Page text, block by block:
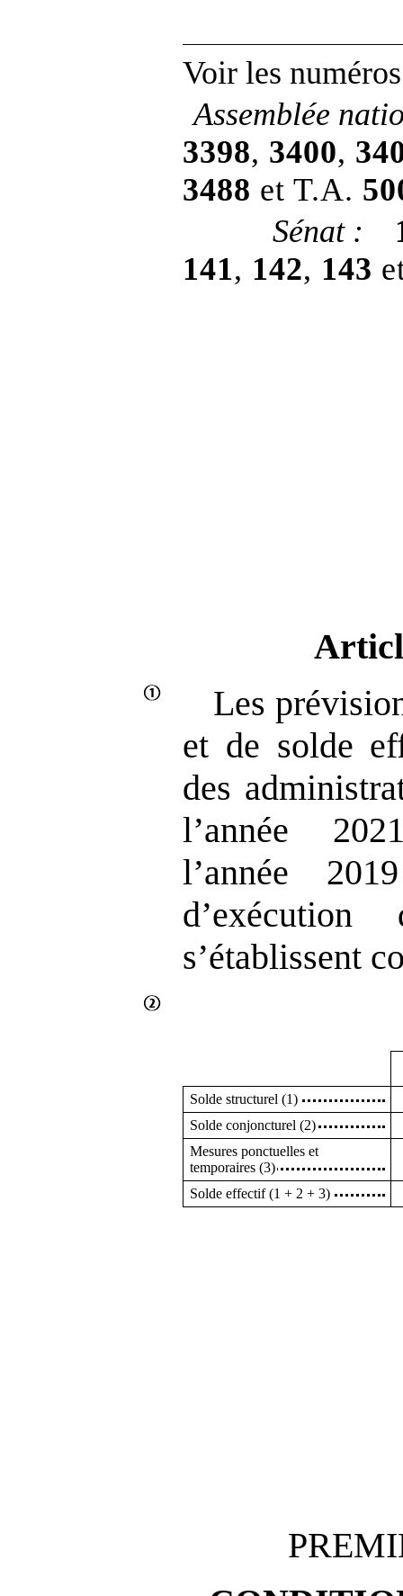
Voir les
Assemblée
3398, 3400,
3488 et T.A.
Sénat :
141, 142, 143
Les
et de solde
des
l’année
l’année
s’établissent
Solde structurel (1)
Solde conjoncturel (2)
Mesures ponctuelles et
temporaires (3)
Solde effectif (1 + 2 + 3)